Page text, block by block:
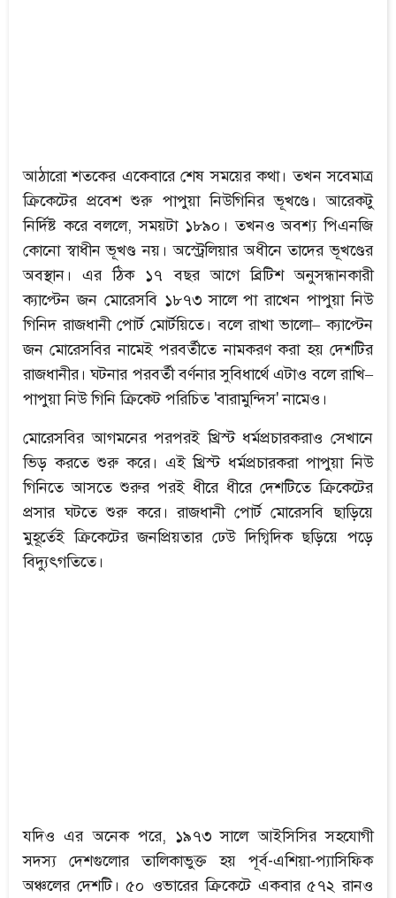
আঠারো শতকের একেবারে শেষ সময়ের কথা। তখন সবেমাত্র
ক্রিকেটের প্রবেশ শুরু পাপুয়া নিউগিনির ভূখণ্ডে। আরেকটু
নির্দিষ্ট করে বললে, সময়টা ১৮৯০। তখনও অবশ্য পিএনজি
কোনো স্বাধীন ভূখণ্ড নয়। অস্ট্রেলিয়ার অধীনে তাদের ভূখণ্ডের
অবস্থান। এর ঠিক ১৭ বছর আগে ব্রিটিশ অনুসন্ধানকারী
ক্যাপ্টেন জন মোরেসবি ১৮৭৩ সালে পা রাখেন পাপুয়া নিউ
গিনিদ রাজধানী পোর্ট মোর্টয়িতে। বলে রাখা ভালো– ক্যাপ্টেন
জন মোরেসবির নামেই পরবর্তীতে নামকরণ করা হয় দেশটির
রাজধানীর। ঘটনার পরবর্তী বর্ণনার সুবিধার্থে এটাও বলে রাখি–
পাপুয়া নিউ গিনি ক্রিকেট পরিচিত 'বারামুন্দিস' নামেও।
মোরেসবির আগমনের পরপরই খ্রিস্ট ধর্মপ্রচারকরাও সেখানে
ভিড় করতে শুরু করে। এই খ্রিস্ট ধর্মপ্রচারকরা পাপুয়া নিউ
গিনিতে আসতে শুরুর পরই ধীরে ধীরে দেশটিতে ক্রিকেটের
প্রসার ঘটতে শুরু করে। রাজধানী পোর্ট মোরেসবি ছাড়িয়ে
মুহূর্তেই ক্রিকেটের জনপ্রিয়তার ঢেউ দিগ্বিদিক ছড়িয়ে পড়ে
বিদ্যুৎগতিতে।
যদিও এর অনেক পরে, ১৯৭৩ সালে আইসিসির সহযোগী
সদস্য দেশগুলোর তালিকাভুক্ত হয় পূর্ব-এশিয়া-প্যাসিফিক
অঞ্চলের দেশটি। ৫০ ওভারের ক্রিকেটে একবার ৫৭২ রানও